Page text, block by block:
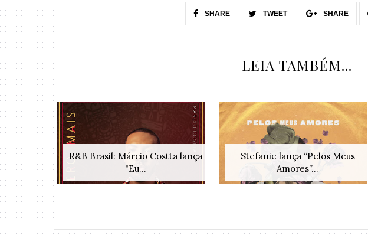
SHARE TWEET SHARE
LEIA TAMBÉM...
R&B Brasil: Márcio Costta lança
"Eu...
Stefanie lança “Pelos Meus
Amores”...